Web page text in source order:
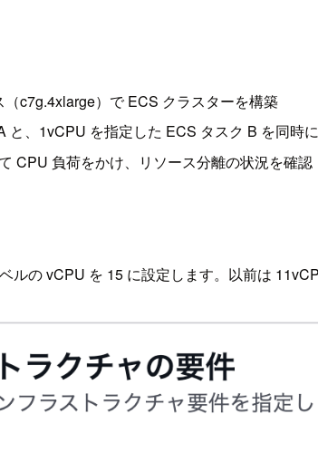
c7g.4xlarge）で ECS クラスターを構築
と、1vCPU を指定した ECS タスク B を同時
CPU 負荷をかけ、リソース分離の状況を確認
ルの vCPU を 15 に設定します。以前は